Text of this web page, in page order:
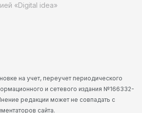
«Digital idea»
на учет, переучет периодического
и сетевого издания №166332-
редакции может не совпадать с
сайта.